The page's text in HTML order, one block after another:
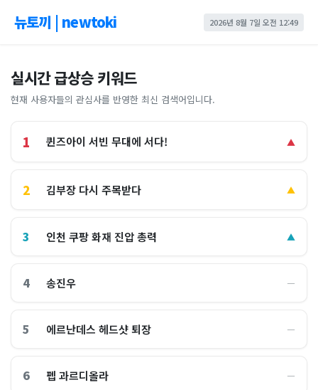
뉴토끼 | newtoki 2026년 8월 7일 오전 12:49
실시간 급상승 키워드
현재 사용자들의 관심사를 반영한 최신 검색어입니다.
1 퀸즈아이 서빈 무대에 서다! ▲
2 김부장 다시 주목받다 ▲
3 인천 쿠팡 화재 진압 총력 ▲
4 송진우 ―
5 에르난데스 헤드샷 퇴장 ―
6 펩 과르디올라 ―